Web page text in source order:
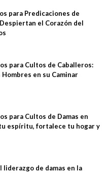
para Predicaciones de
el Corazón del
para Cultos de Caballeros:
en su Caminar
para Cultos de Damas en
espíritu, fortalece tu hogar y
liderazgo de damas en la